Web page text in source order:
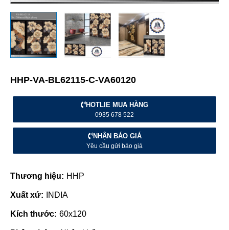
HHP-VA-BL62115-C-VA60120
HOTLIE MUA HÀNG
0935 678 522
NHẬN BÁO GIÁ
Yêu cầu gửi báo giá
Thương hiệu: HHP
Xuất xứ: INDIA
Kích thước: 60x120